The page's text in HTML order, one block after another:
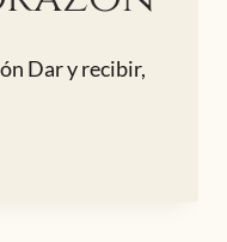
Dar y recibir,